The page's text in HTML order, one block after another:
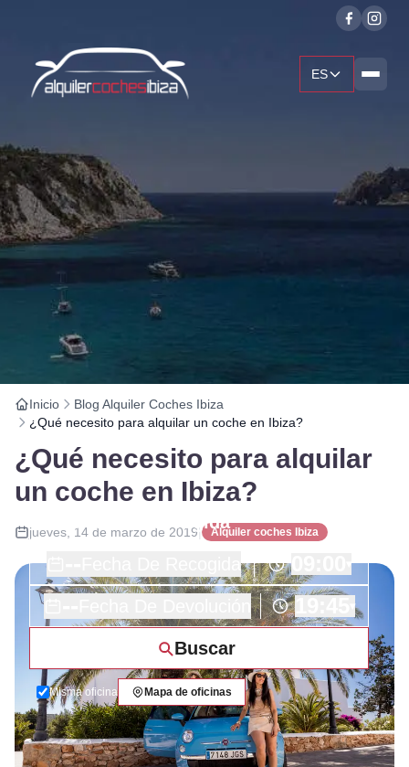
ES
19:45
Buscar
Misma oficina Mapa de oficinas
Inicio
Blog Alquiler Coches Ibiza
¿Qué necesito para alquilar un coche en Ibiza?
¿Qué necesito para alquilar
un coche en Ibiza?
jueves, 14 de marzo de 2019| Alquiler coches Ibiza